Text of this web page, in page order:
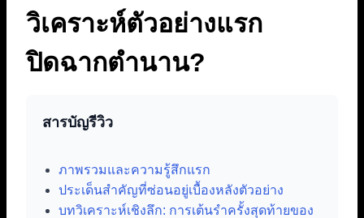
วิเคราะห์ตัวอย่างแรก
ปิดฉากตำนาน?
สารบัญรีวิว
ภาพรวมและความรู้สึกแรก
ประเด็นสำคัญที่ซ่อนอยู่เบื้องหลังตัวอย่าง
บทวิเคราะห์เชิงลึก: การเต้นรำครั้งสุดท้ายของ